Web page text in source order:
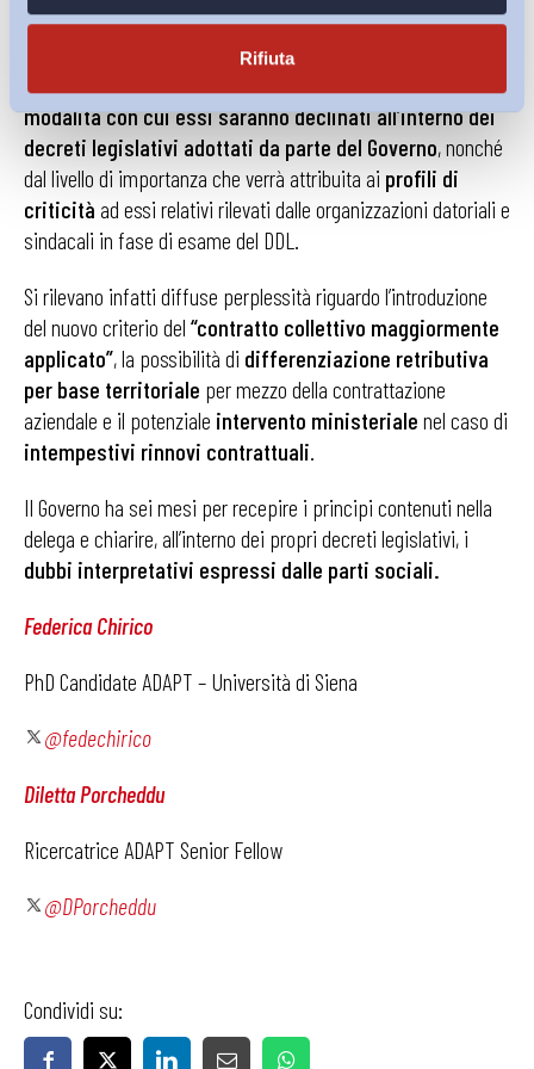
Rifiuta
e ordinamento intersindacale italiano.
La portata innovativa di tali elementi, tuttavia, dipenderà dalle
modalità con cui essi saranno declinati all’interno dei
decreti legislativi adottati da parte del Governo, nonché
dal livello di importanza che verrà attribuita ai profili di
criticità ad essi relativi rilevati dalle organizzazioni datoriali e
sindacali in fase di esame del DDL.
Si rilevano infatti diffuse perplessità riguardo l’introduzione
del nuovo criterio del “contratto collettivo maggiormente
applicato”, la possibilità di differenziazione retributiva
per base territoriale per mezzo della contrattazione
aziendale e il potenziale intervento ministeriale nel caso di
intempestivi rinnovi contrattuali.
Il Governo ha sei mesi per recepire i principi contenuti nella
delega e chiarire, all’interno dei propri decreti legislativi, i
dubbi interpretativi espressi dalle parti sociali.
Federica Chirico
PhD Candidate ADAPT – Università di Siena
@fedechirico
Diletta Porcheddu
Ricercatrice ADAPT Senior Fellow
@DPorcheddu
Condividi su: